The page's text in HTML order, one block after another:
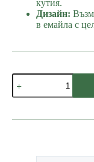
кутия.
Дизайн:
в емайла с
количество
за
Канче